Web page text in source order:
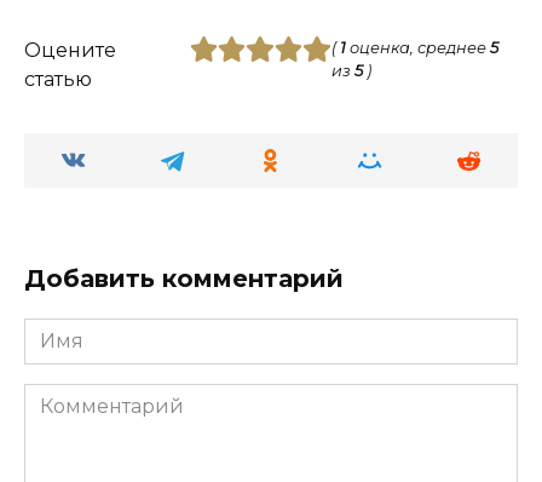
Оцените
статью
( 1оценка, среднее 5
из 5)
Добавить комментарий
Имя
Комментарий